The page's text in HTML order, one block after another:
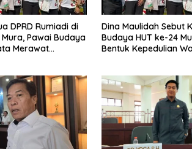
DPRD Rumiadi di
Mura, Pawai Budaya
Merawat
Dina Maulidah Sebut
Budaya HUT ke-24
Bentuk Kepedulian